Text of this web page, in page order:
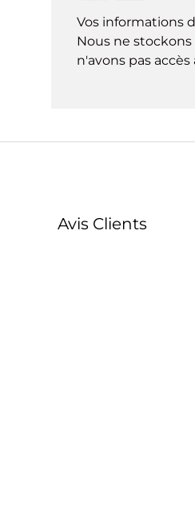
Vos informations
Nous ne
n'avons pas
Avis Clients